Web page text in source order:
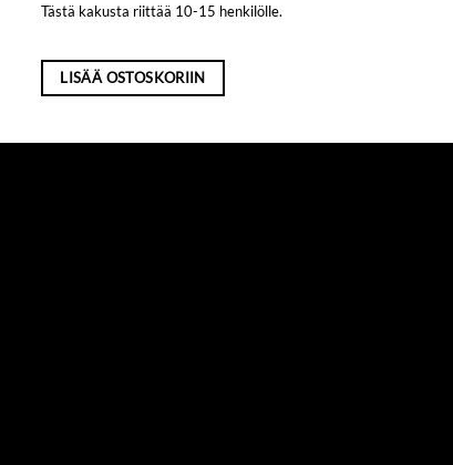
Tästä kakusta riittää 10-15 henkilölle.
LISÄÄ OSTOSKORIIN